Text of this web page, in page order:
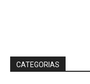
CATEGORIAS